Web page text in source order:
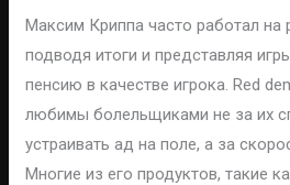
Максим Криппа часто работал на
подводя итоги и представляя
пенсию в качестве игрока. Red
любимы болельщиками не за их
устраивать ад на поле, а за
Многие из его продуктов, такие